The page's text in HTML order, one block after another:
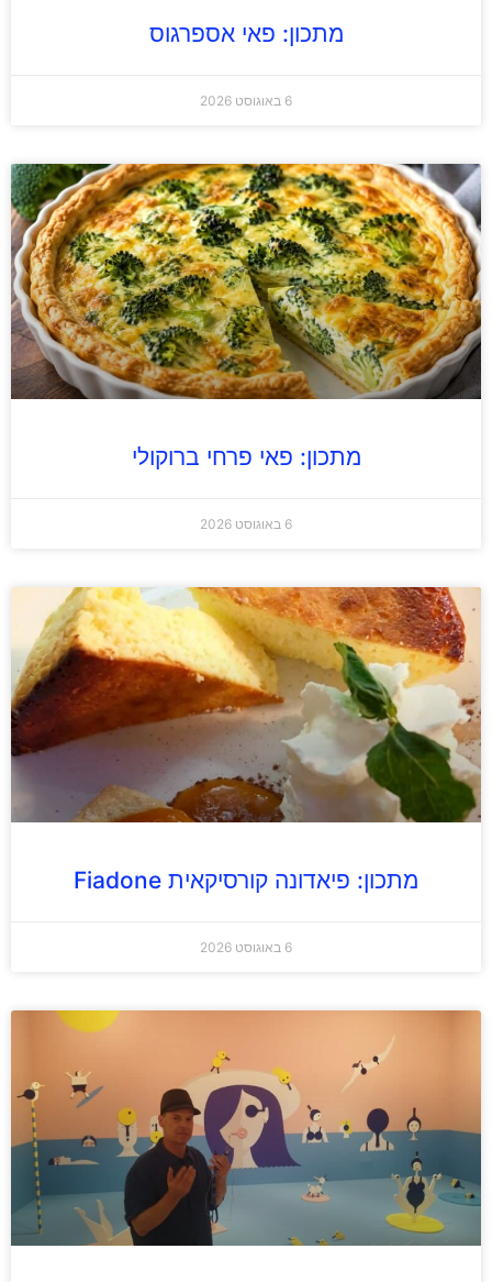
מתכון: פאי אספרגוס
6 באוגוסט 2026
מתכון: פאי פרחי ברוקולי
6 באוגוסט 2026
מתכון: פיאדונה קורסיקאית Fiadone
6 באוגוסט 2026